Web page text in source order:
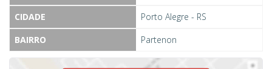
CIDADE
Porto Alegre - RS
BAIRRO
Partenon